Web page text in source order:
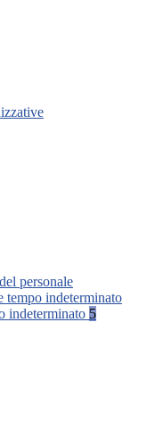
personale
tempo indeterminato
indeterminato 5